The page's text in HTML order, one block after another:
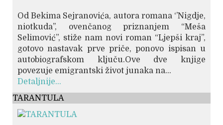
Od Bekima Sejranovića, autora romana ‘’Nigdje,
niotkuda’’, ovenčanog priznanjem “Meša
Selimović”, stiže nam novi roman “Ljepši kraj”,
gotovo nastavak prve priče, ponovo ispisan u
autobiografskom ključu.Ove dve knjige
povezuje emigrantski život junaka na...
Detaljnije...
TARANTULA